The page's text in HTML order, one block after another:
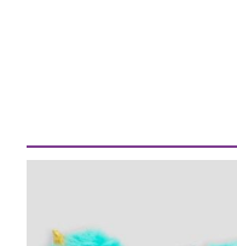
Artículos